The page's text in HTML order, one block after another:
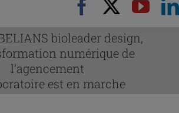
bioleader design,
numérique de
l’agencement
est en marche